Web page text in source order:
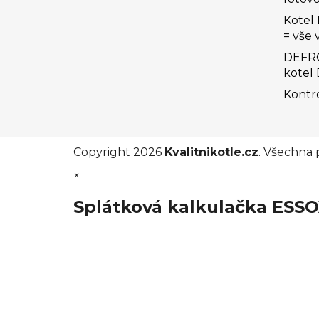
Kotel
= vše
kotel
Copyright 2026 Kvalitnikotle.cz. Všechna
×
Splátková kalkulačka